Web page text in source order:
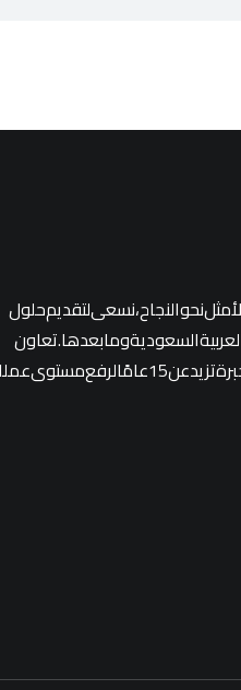
نحو النجاح، نسعى لتقديم حلول
السعودية وما بعدها. تعاون
لرفع مستوى عملك.